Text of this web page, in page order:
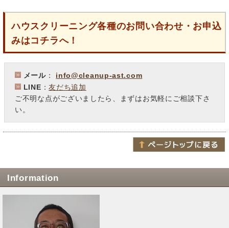
ハウスクリーニング各種のお問い合わせ・お申込
みはコチラへ！
メール： info@cleanup-ast.com
LINE ：友だち追加
ご不明な点がございましたら、まずはお気軽にご相談下さ
い。
Information